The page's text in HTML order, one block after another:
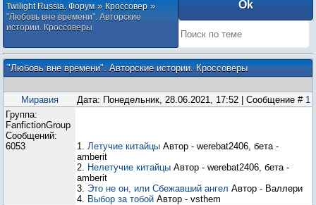
Twilight Russia. Форум » Кроссовер »
"Любовь вне времени". Авторские
истории. Кроссоверы
"Любовь вне времени". Авторские истории. Кроссоверы
Миравия Дата: Понедельник, 28.06.2021, 17:52 | Сообщение # 1
Группа:
FanfictionGroup
Сообщений:
6053
1. Летучие китайцы Автор - werebat2406, бета -
amberit
2. Нелетучие китайцы Автор - werebat2406, бета -
amberit
3. Это не он, или Сбежавший ангел Автор - Валлери
4. Выбор за тобой Автор - vsthem